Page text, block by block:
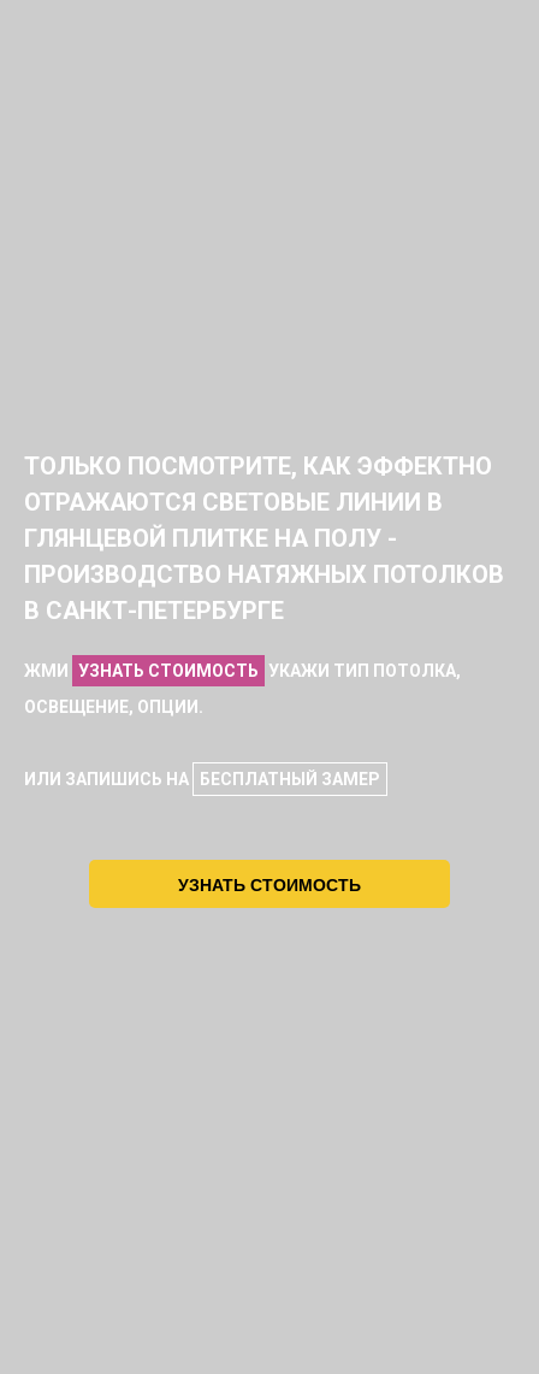
ТОЛЬКО ПОСМОТРИТЕ, КАК ЭФФЕКТНО
ОТРАЖАЮТСЯ СВЕТОВЫЕ ЛИНИИ В
ГЛЯНЦЕВОЙ ПЛИТКЕ НА ПОЛУ -
ПРОИЗВОДСТВО НАТЯЖНЫХ ПОТОЛКОВ
В САНКТ-ПЕТЕРБУРГЕ
ЖМИ УЗНАТЬ СТОИМОСТЬ
УКАЖИ ТИП ПОТОЛКА,
ОСВЕЩЕНИЕ, ОПЦИИ.
ИЛИ ЗАПИШИСЬ НА БЕСПЛАТНЫЙ ЗАМЕР
УЗНАТЬ СТОИМОСТЬ